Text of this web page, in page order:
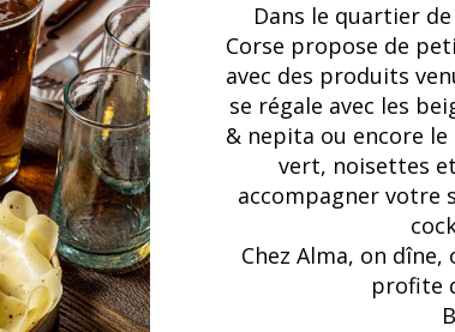
Dans le quartier
Corse propose de
avec des produits
se régale avec les
& nepita ou encore
vert, noisettes
accompagner votre
Chez Alma, on
profite